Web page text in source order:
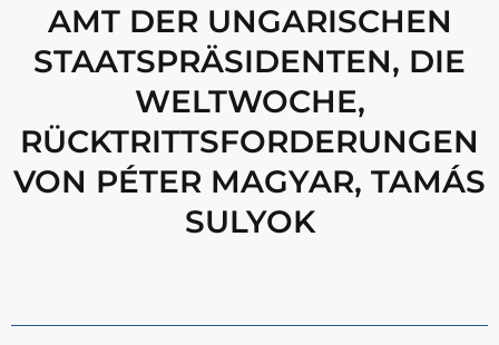
AMT DER UNGARISCHEN
STAATSPRÄSIDENTEN, DIE
WELTWOCHE,
RÜCKTRITTSFORDERUNGEN
VON PÉTER MAGYAR, TAMÁS
SULYOK